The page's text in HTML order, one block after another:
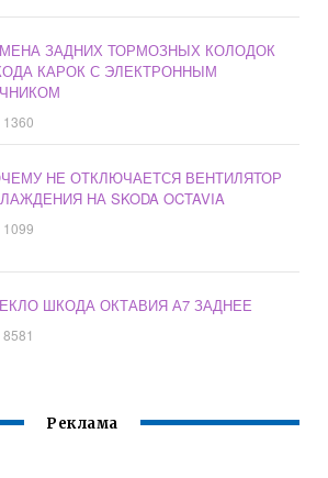
ЗАДНИХ ТОРМОЗНЫХ КОЛОДОК
КАРОК С ЭЛЕКТРОННЫМ
1360
НЕ ОТКЛЮЧАЕТСЯ ВЕНТИЛЯТОР
НА SKODA OCTAVIA
1099
ШКОДА ОКТАВИЯ А7 ЗАДНЕЕ
8581
Реклама